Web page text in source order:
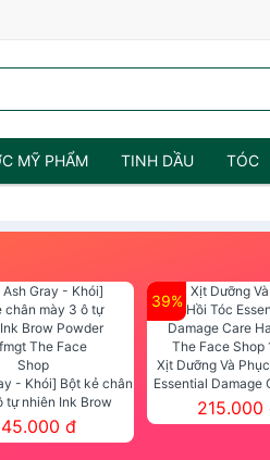
MỸ PHẨM TINH DẦU TÓC
- Khói] Bột kẻ chân
tự nhiên Ink Brow
fmgt The Face Shop
đ
39%
Xịt Dưỡng Và
Essential Damage
Mist The Face
215.000